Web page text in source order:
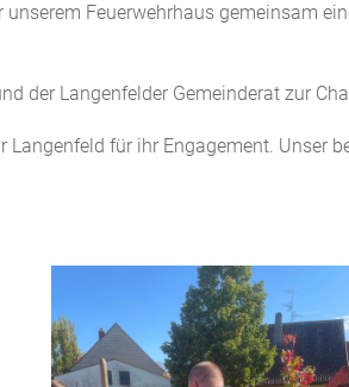
Feuerwehrhaus gemeinsam
der Langenfelder Gemeinderat zur
für ihr Engagement. Unser